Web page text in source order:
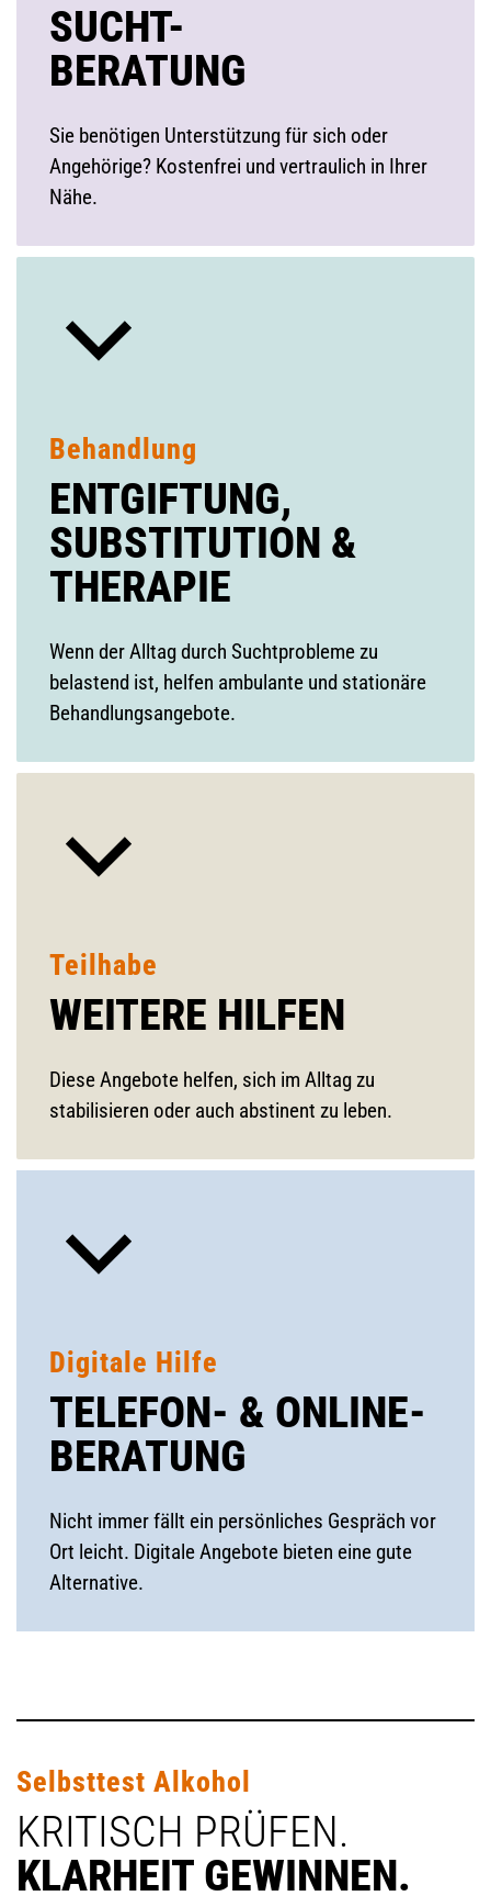
SUCHT-
BERATUNG
Sie benötigen Unterstützung für sich oder
Angehörige? Kostenfrei und vertraulich in Ihrer
Nähe.
Behandlung
ENTGIFTUNG,
SUBSTITUTION &
THERAPIE
Wenn der Alltag durch Suchtprobleme zu
belastend ist, helfen ambulante und stationäre
Behandlungsangebote.
Teilhabe
WEITERE HILFEN
Diese Angebote helfen, sich im Alltag zu
stabilisieren oder auch abstinent zu leben.
Digitale Hilfe
TELEFON- & ONLINE-
BERATUNG
Nicht immer fällt ein persönliches Gespräch vor
Ort leicht. Digitale Angebote bieten eine gute
Alternative.
Selbsttest Alkohol
KRITISCH PRÜFEN.
KLARHEIT GEWINNEN.